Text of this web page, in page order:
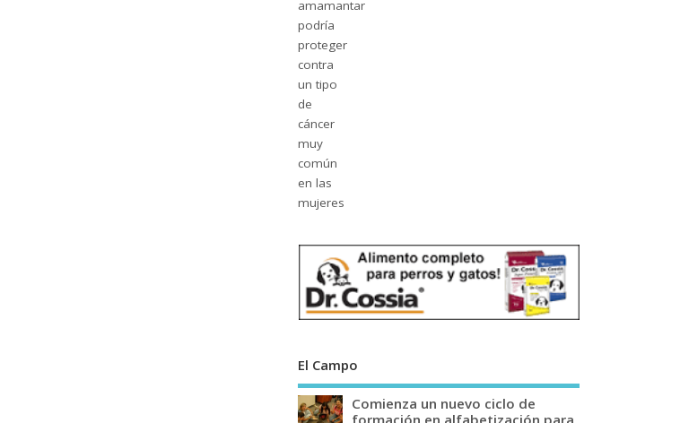
El Campo
Comienza un nuevo ciclo de
formación en alfabetización para